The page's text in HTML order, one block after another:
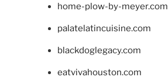
home-plow-by-meyer.com
palatelatincuisine.com
blackdoglegacy.com
eatvivahouston.com